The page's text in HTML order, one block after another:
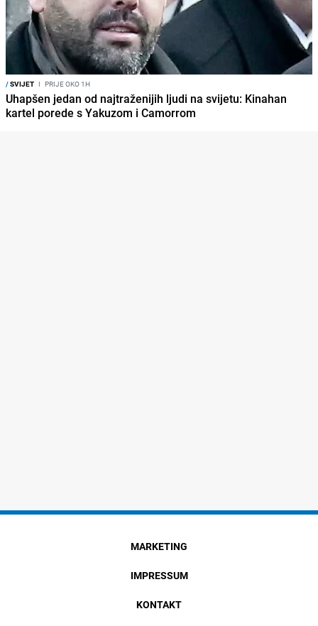
/SVIJET I PRIJE OKO 1H
Uhapšen jedan od najtraženijih ljudi na svijetu: Kinahan
kartel porede s Yakuzom i Camorrom
MARKETING
IMPRESSUM
KONTAKT